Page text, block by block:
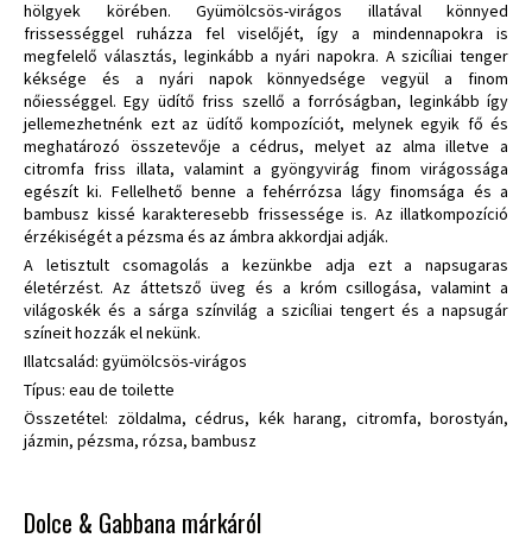
hölgyek körében. Gyümölcsös-virágos illatával könnyed
frissességgel ruházza fel viselőjét, így a mindennapokra is
megfelelő választás, leginkább a nyári napokra. A szicíliai tenger
kéksége és a nyári napok könnyedsége vegyül a finom
nőiességgel. Egy üdítő friss szellő a forróságban, leginkább így
jellemezhetnénk ezt az üdítő kompozíciót, melynek egyik fő és
meghatározó összetevője a cédrus, melyet az alma illetve a
citromfa friss illata, valamint a gyöngyvirág finom virágossága
egészít ki. Fellelhető benne a fehérrózsa lágy finomsága és a
bambusz kissé karakteresebb frissessége is. Az illatkompozíció
érzékiségét a pézsma és az ámbra akkordjai adják.
A letisztult csomagolás a kezünkbe adja ezt a napsugaras
életérzést. Az áttetsző üveg és a króm csillogása, valamint a
világoskék és a sárga színvilág a szicíliai tengert és a napsugár
színeit hozzák el nekünk.
Illatcsalád: gyümölcsös-virágos
Típus: eau de toilette
Összetétel: zöldalma, cédrus, kék harang, citromfa, borostyán,
jázmin, pézsma, rózsa, bambusz
Dolce & Gabbana márkáról